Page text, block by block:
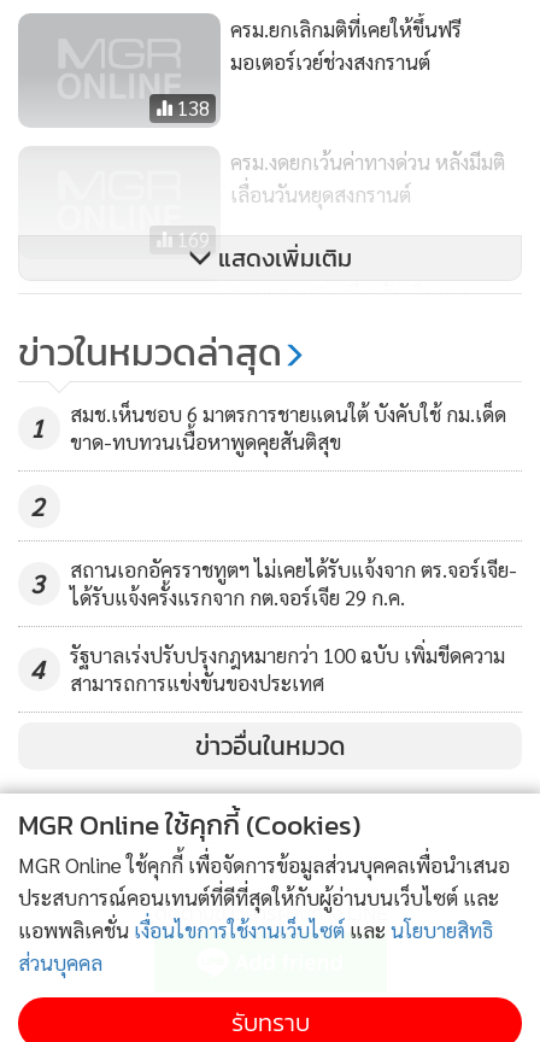
138
ครม.ยกเลิกมติที่เคยให้ขึ้นฟรี
มอเตอร์เวย์ช่วงสงกรานต์
169
ครม.งดยกเว้นค่าทางด่วน หลังมีมติ
เลื่อนวันหยุดสงกรานต์
243
“คมนาคม” เตรียมรับเดินทาง
เป้าลดอุบัติเหตุ 15%
แสดงเพิ่มเติม
ข่าวในหมวดล่าสุด
1
สมช.เห็นชอบ 6 มาตรการชายแดนใต้ บังคับใช้ กม.เด็ด
ขาด-ทบทวนเนื้อหาพูดคุยสันติสุข
2
3
สถานเอกอัครราชทูตฯ ไม่เคยได้รับแจ้งจาก ตร.จอร์เจีย-
ได้รับแจ้งครั้งแรกจาก กต.จอร์เจีย 29 ก.ค.
4
รัฐบาลเร่งปรับปรุงกฎหมายกว่า 100 ฉบับ เพิ่มขีดความ
สามารถการแข่งขันของประเทศ
ข่าวอื่นในหมวด
ติดตามข่าวสารผ่านทาง LINE
MGR Online Application
MGR Online ใช้คุกกี้ (Cookies)
MGR Online ใช้คุกกี้ เพื่อจัดการข้อมูลส่วนบุคคลเพื่อนำเสนอ
ประสบการณ์คอนเทนต์ที่ดีที่สุดให้กับผู้อ่านบนเว็บไซต์ และ
แอพพลิเคชั่น เงื่อนไขการใช้งานเว็บไซต์ และ นโยบายสิทธิ
ส่วนบุคคล
รับทราบ